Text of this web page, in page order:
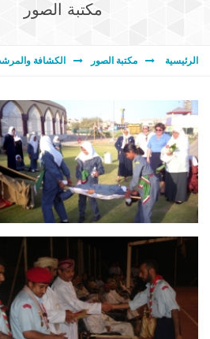
مكتبة الصور
الرئيسية مكتبة الصور الكشافة